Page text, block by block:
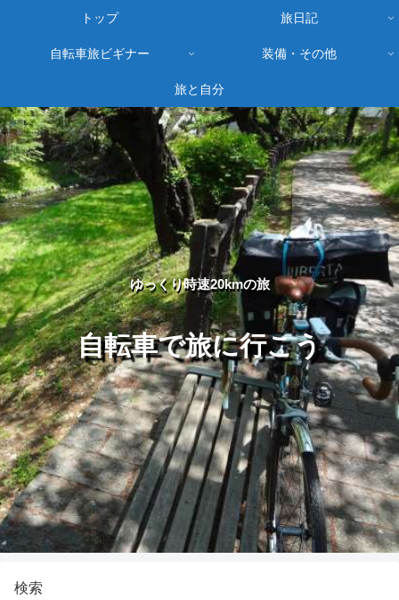
ゆっくり時速20kmの旅
自転車で旅に行こう
トップ 旅日記
自転車旅ビギナー 装備・その他
旅と自分
検索